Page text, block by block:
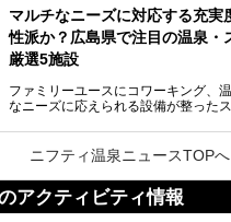
る、広島県でオススメの温泉・銭湯
ます！
マルチなニーズに対応する充実
性派か？広島県で注目の温泉・
厳選5施設
ファミリーユースにコワーキング、
なニーズに応えられる設備が整った
いった個性が魅力の温泉も、どちら
今回は、そんな広島県にある温浴施
「一度訪ねてみたい」と気になって
ピックアップして紹介します。
※2021/07/30時点の情報です。
ニフティ温泉ニュースTOPへ
アクティビティ情報